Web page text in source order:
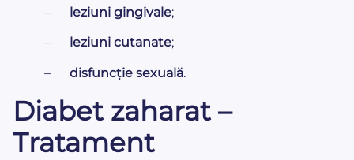
– leziuni gingivale;
– leziuni cutanate;
– disfuncție sexuală.
Diabet zaharat –
Tratament